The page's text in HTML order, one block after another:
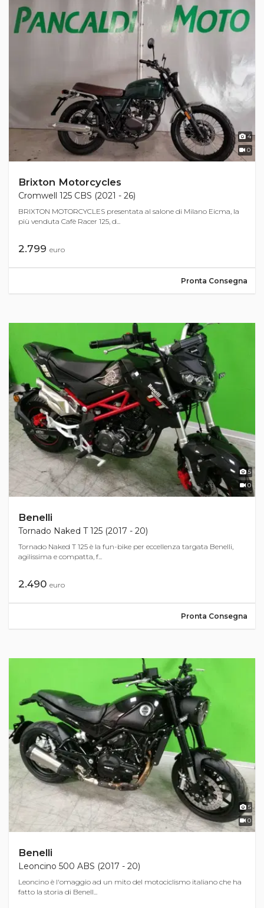
4
0
Brixton Motorcycles
Cromwell 125 CBS (2021 - 26)
BRIXTON MOTORCYCLES presentata al salone di Milano Eicma, la
più venduta Cafè Racer 125, d...
2.799 euro
Pronta Consegna
5
0
Benelli
Tornado Naked T 125 (2017 - 20)
Tornado Naked T 125 è la fun-bike per eccellenza targata Benelli,
agilissima e compatta, f...
2.490 euro
Pronta Consegna
5
0
Benelli
Leoncino 500 ABS (2017 - 20)
Leoncino è l'omaggio ad un mito del motociclismo italiano che ha
fatto la storia di Benell...